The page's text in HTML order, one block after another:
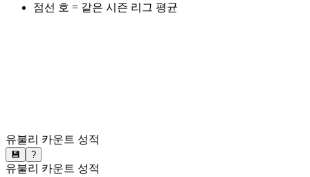
점선 호 = 같은 시즌 리그 평균
유불리 카운트 성적
💾 ?
유불리 카운트 성적